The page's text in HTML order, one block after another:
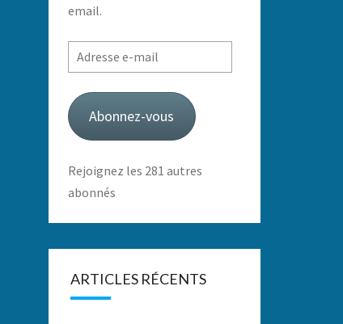
email.
Adresse
e-
mail
Abonnez-vous
Rejoignez les 281 autres
abonnés
ARTICLES RÉCENTS